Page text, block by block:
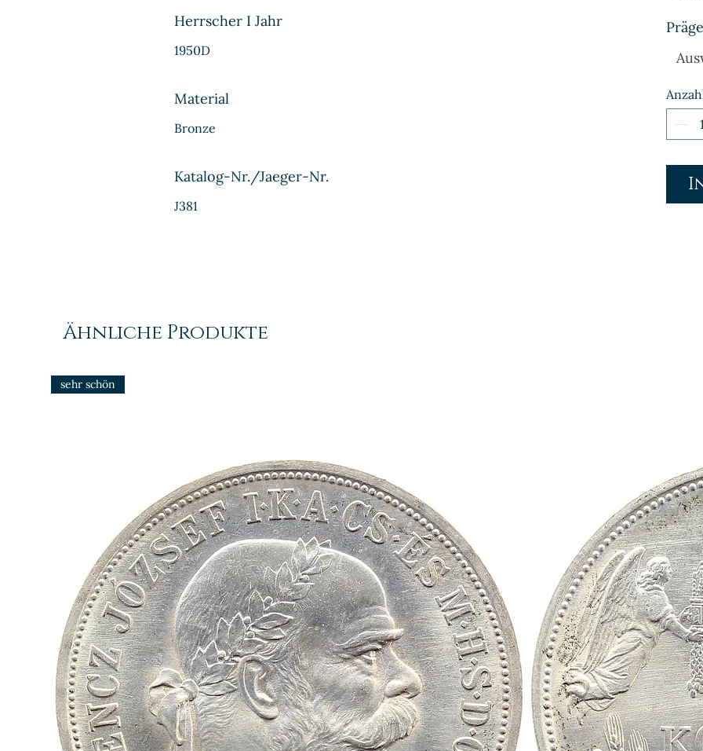
Herrscher I Jahr
1950D
Material
Bronze
Katalog-Nr./Jaeger-Nr.
J381
Ähnliche Produkte
sehr schön